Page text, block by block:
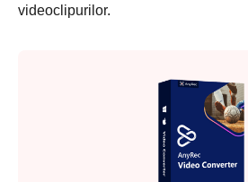
videoclipurilor.